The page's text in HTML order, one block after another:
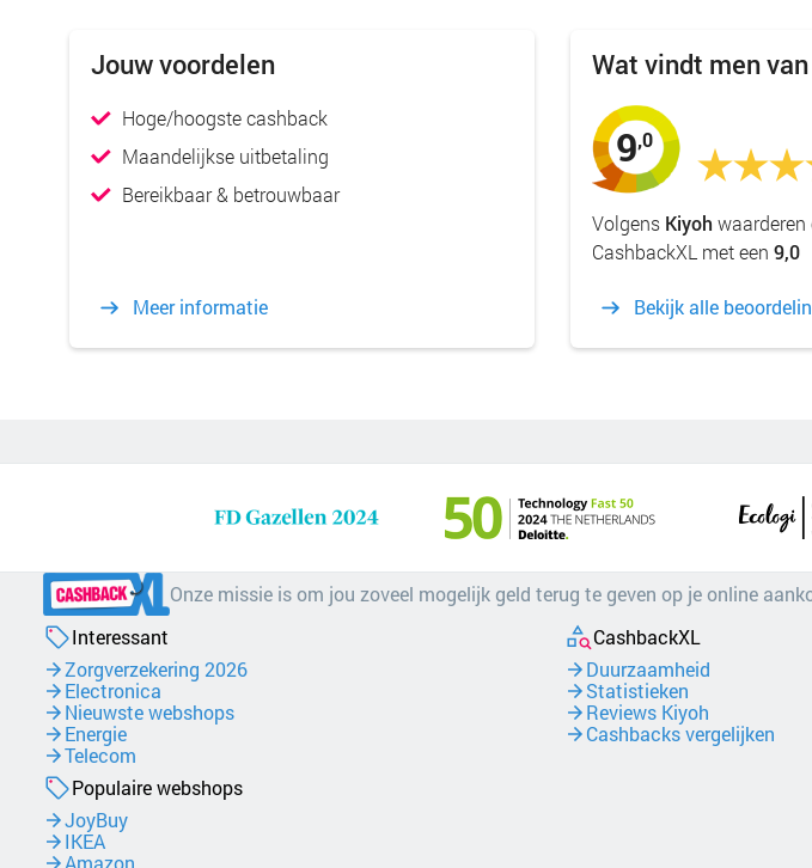
Jouw voordelen
Hoge/hoogste cashback
Maandelijkse uitbetaling
Bereikbaar & betrouwbaar
Meer informatie
Wat vindt men van
9,0
Volgens Kiyoh waarderen
CashbackXL met een9,0
Bekijk alle
Onze missie is om jou zoveel mogelijk geld terug te geven op je online
Interessant
Zorgverzekering 2026
Electronica
Nieuwste webshops
Energie
Telecom
CashbackXL
Duurzaamheid
Statistieken
Reviews Kiyoh
Cashbacks vergelijken
Populaire webshops
JoyBuy
IKEA
Amazon